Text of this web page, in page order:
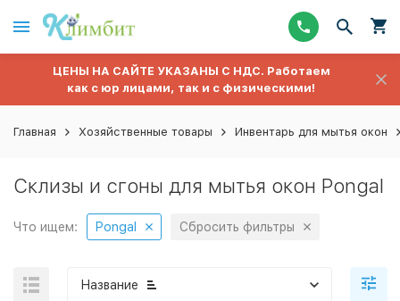
ЦЕНЫ НА САЙТЕ УКАЗАНЫ С НДС. Работаем
как с юр лицами, так и с физическими!
Главная Хозяйственные товары Инвентарь для мытья окон
Склизы и сгоны для мытья окон Pongal
Что ищем: Pongal Сбросить фильтры
Название